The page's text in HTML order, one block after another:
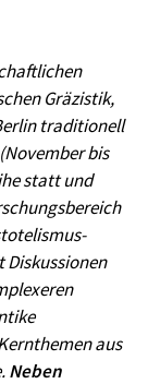
Gräzistik,
traditionell
bis
statt und
aus
Neben